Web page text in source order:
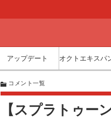
アップデート オクトエキスパ
コメント一覧
【スプラトゥーン